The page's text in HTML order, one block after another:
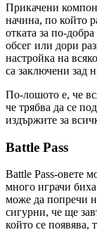
Прикачени
начина, по който
отката за по-
обсег или дори
настройка на
са заключени зад
По-лошото е, че
че трябва да се
издържите за
Battle Pass
Battle Pass-овете
много играчи
може да попречи
сигурни, че ще
който се появява,